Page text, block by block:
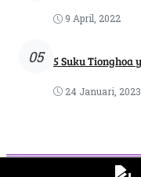
9 April, 2022
05 5 Suku Tionghoa
24 Januari, 2023